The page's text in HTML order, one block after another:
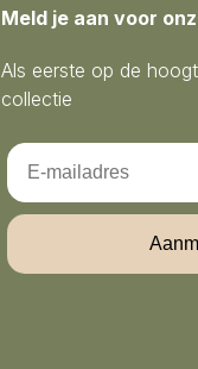
Meld je aan voor
Als eerste op de
collectie
Email